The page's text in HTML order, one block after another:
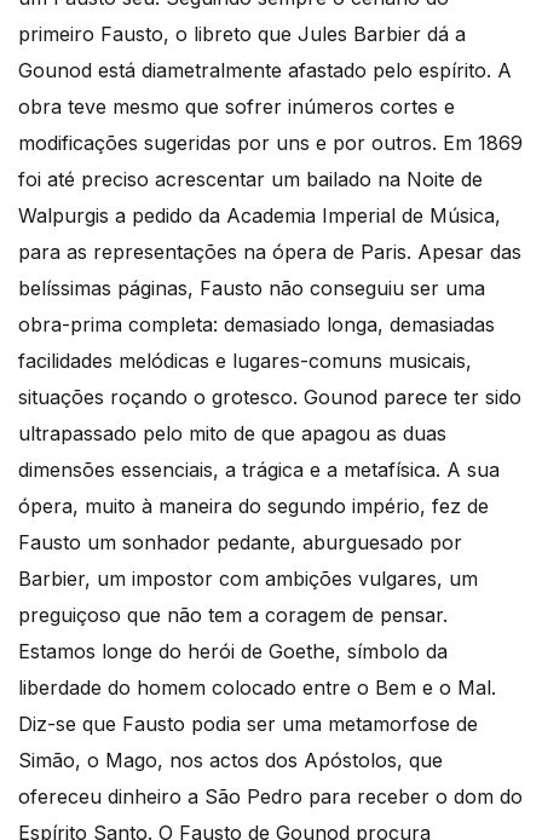
primeiro Fausto, o libreto que Jules Barbier dá a
Gounod está diametralmente afastado pelo espírito. A
obra teve mesmo que sofrer inúmeros cortes e
modificações sugeridas por uns e por outros. Em 1869
foi até preciso acrescentar um bailado na Noite de
Walpurgis a pedido da Academia Imperial de Música,
para as representações na ópera de Paris. Apesar das
belíssimas páginas, Fausto não conseguiu ser uma
obra-prima completa: demasiado longa, demasiadas
facilidades melódicas e lugares-comuns musicais,
situações roçando o grotesco. Gounod parece ter sido
ultrapassado pelo mito de que apagou as duas
dimensões essenciais, a trágica e a metafísica. A sua
ópera, muito à maneira do segundo império, fez de
Fausto um sonhador pedante, aburguesado por
Barbier, um impostor com ambições vulgares, um
preguiçoso que não tem a coragem de pensar.
Estamos longe do herói de Goethe, símbolo da
liberdade do homem colocado entre o Bem e o Mal.
Diz-se que Fausto podia ser uma metamorfose de
Simão, o Mago, nos actos dos Apóstolos, que
ofereceu dinheiro a São Pedro para receber o dom do
Espírito Santo. O Fausto de Gounod procura